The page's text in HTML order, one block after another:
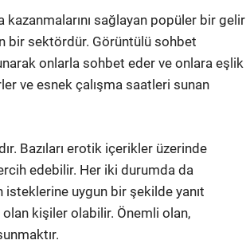
sağlayan popüler bir gelir
bir sektördür. Görüntülü sohbet
onlarla sohbet eder ve onlara eşlik
ve esnek çalışma saatleri sunan
Bazıları erotik içerikler üzerinde
edebilir. Her iki durumda da
uygun bir şekilde yanıt
kişiler olabilir. Önemli olan,